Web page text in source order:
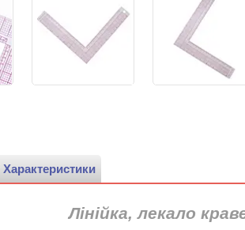
Характеристики
Лінійка, лекало